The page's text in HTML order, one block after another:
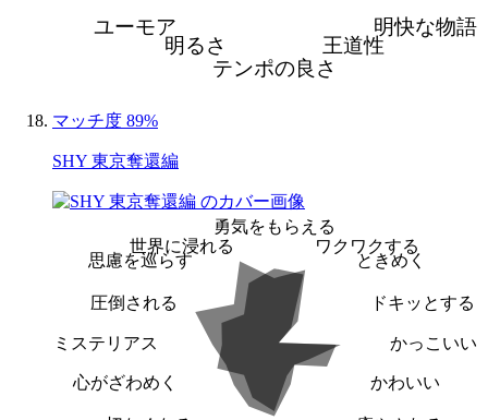
明快な物語
王道性
テンポの良さ
明るさ
ユーモア
マッチ度 89%
SHY 東京奪還編
勇気をもらえる
ワクワクする
ときめく
ドキッとする
かっこいい
かわいい
心がざわめく
ミステリアス
圧倒される
思慮を巡らす
世界に浸れる